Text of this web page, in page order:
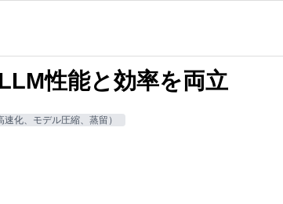
性能と効率を両立
化、モデル圧縮、蒸留）